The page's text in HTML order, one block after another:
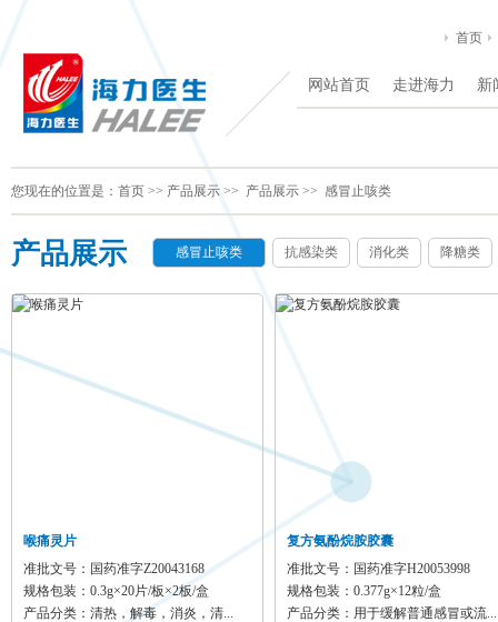
首页
网站首页 走进海力 新
您现在的位置是： 首页 >> 产品展示 >> 产品展示 >> 感冒止咳类
产品展示 感冒止咳类 抗感染类 消化类 降糖类
喉痛灵片
准批文号：国药准字Z20043168
规格包装：0.3g×20片/板×2板/盒
产品分类：清热，解毒，消炎，清...
复方氨酚烷胺胶囊
准批文号：国药准字H20053998
规格包装：0.377g×12粒/盒
产品分类：用于缓解普通感冒或流...